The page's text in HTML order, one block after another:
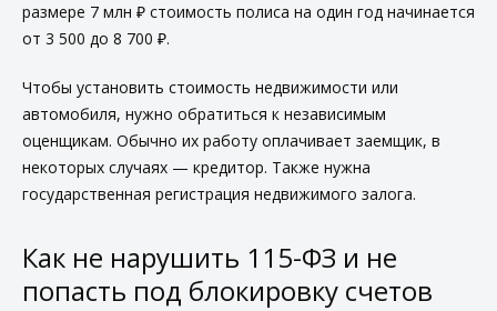
размере 7 млн ₽ стоимость полиса на один год начинается
от 3 500 до 8 700 ₽.
Чтобы установить стоимость недвижимости или
автомобиля, нужно обратиться к независимым
оценщикам. Обычно их работу оплачивает заемщик, в
некоторых случаях — кредитор. Также нужна
государственная регистрация недвижимого залога.
Как не нарушить 115-ФЗ и не
попасть под блокировку счетов